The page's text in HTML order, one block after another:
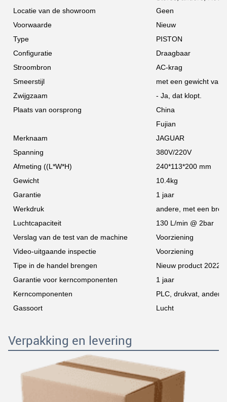
Locatie van de showroom
Geen
Voorwaarde
Nieuw
Type
PISTON
Configuratie
Draagbaar
Stroombron
AC-krag
Smeerstijl
met een gewicht van
Zwijgzaam
- Ja, dat klopt.
Plaats van oorsprong
China
Fujian
Merknaam
JAGUAR
Spanning
380V/220V
Afmeting ((L*W*H)
240*113*200 mm
Gewicht
10.4kg
Garantie
1 jaar
Werkdruk
andere, met een
Luchtcapaciteit
130 L/min @ 2bar
Verslag van de test van de machine
Voorziening
Video-uitgaande inspectie
Voorziening
Tipe in de handel brengen
Nieuw product 2022
Garantie voor kerncomponenten
1 jaar
Kerncomponenten
PLC, drukvat, ander,
Gassoort
Lucht
Verpakking en levering